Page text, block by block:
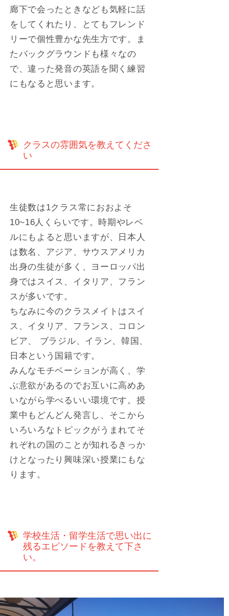
廊下で会ったときなども気軽に話
をしてくれたり、とてもフレンド
リーで個性豊かな先生方です。ま
たバックグラウンドも様々なの
で、違った発音の英語を聞く練習
にもなると思います。
クラスの雰囲気を教えてくださ
い
生徒数は1クラス常におおよそ
10~16人くらいです。時期やレベ
ルにもよると思いますが、日本人
は数名、アジア、サウスアメリカ
出身の生徒が多く、ヨーロッパ出
身ではスイス、イタリア、フラン
スが多いです。
ちなみに今のクラスメイトはスイ
ス、イタリア、フランス、コロン
ビア、 ブラジル、イラン、韓国、
日本という国籍です。
みんなモチベーションが高く、学
ぶ意欲があるのでお互いに高めあ
いながら学べるいい環境です。授
業中もどんどん発言し、そこから
いろいろなトピックがうまれてそ
れぞれの国のことが知れるきっか
けとなったり興味深い授業にもな
ります。
学校生活・留学生活で思い出に
残るエピソードを教えて下さ
い。